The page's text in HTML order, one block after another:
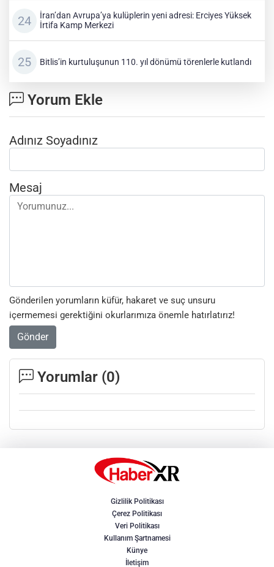
İran’dan Avrupa’ya kulüplerin yeni adresi: Erciyes Yüksek
İrtifa Kamp Merkezi
Bitlis’in kurtuluşunun 110. yıl dönümü törenlerle kutlandı
Yorum Ekle
Adınız Soyadınız
Mesaj
Gönderilen yorumların küfür, hakaret ve suç unsuru
içermemesi gerektiğini okurlarımıza önemle hatırlatırız!
Gönder
Yorumlar (0)
Gizlilik Politikası
Çerez Politikası
Veri Politikası
Kullanım Şartnamesi
Künye
İletişim